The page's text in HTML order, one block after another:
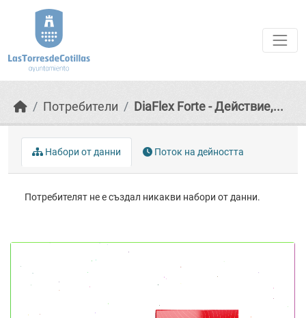
Потребители DiaFlex Forte - Действие,...
Набори от данни Поток на дейността
Потребителят не е създал никакви набори от данни.